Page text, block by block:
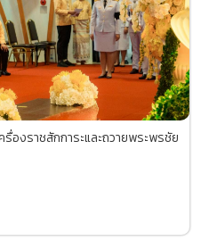
องราชสักการะและถวายพระพรชัย